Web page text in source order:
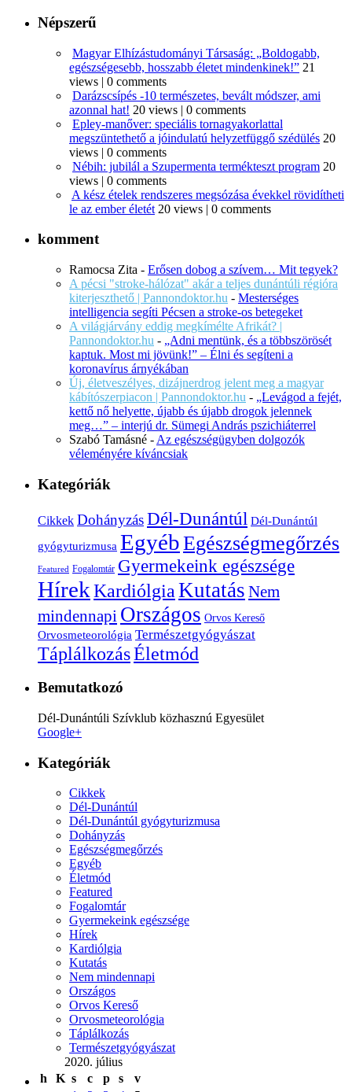
Népszerű
Magyar Elhízástudományi Társaság: „Boldogabb,
egészségesebb, hosszabb életet mindenkinek!” 21
views | 0 comments
Darázscsípés -10 természetes, bevált módszer, ami
azonnal hat! 20 views | 0 comments
Epley-manőver: speciális tornagyakorlattal
megszüntethető a jóindulatú helyzetfüggő szédülés 20
views | 0 comments
Nébih: jubilál a Szupermenta termékteszt program 20
views | 0 comments
A kész ételek rendszeres megsózása évekkel rövidítheti
le az ember életét 20 views | 0 comments
komment
Ramocsa Zita - Erősen dobog a szívem… Mit tegyek?
A pécsi "stroke-hálózat" akár a teljes dunántúli régióra
kiterjeszthető | Pannondoktor.hu - Mesterséges
intelligencia segíti Pécsen a stroke-os betegeket
A világjárvány eddig megkímélte Afrikát? |
Pannondoktor.hu - „Adni mentünk, és a többszörösét
kaptuk. Most mi jövünk!” – Élni és segíteni a
koronavírus árnyékában
Új, életveszélyes, dizájnerdrog jelent meg a magyar
kábítószerpiacon | Pannondoktor.hu - „Levágod a fejét,
kettő nő helyette, újabb és újabb drogok jelennek
meg…” – interjú dr. Sümegi András pszichiáterrel
Szabó Tamásné - Az egészségügyben dolgozók
véleményére kíváncsiak
Kategóriák
Cikkek DohányzásDél-Dunántúl Dél-Dunántúl
gyógyturizmusa EgyébEgészségmegőrzés
Featured Fogalomtár Gyermekeink egészsége
HírekKardiólgia Kutatás Nem
mindennapi Országos Orvos Kereső
Orvosmeteorológia Természetgyógyászat
TáplálkozásÉletmód
Bemutatkozó
Dél-Dunántúli Szívklub közhasznú Egyesület
Google+
Kategóriák
Cikkek
Dél-Dunántúl
Dél-Dunántúl gyógyturizmusa
Dohányzás
Egészségmegőrzés
Egyéb
Életmód
Featured
Fogalomtár
Gyermekeink egészsége
Hírek
Kardiólgia
Kutatás
Nem mindennapi
Országos
Orvos Kereső
Orvosmeteorológia
Táplálkozás
Természetgyógyászat
2020. július
h
K s c p s
v